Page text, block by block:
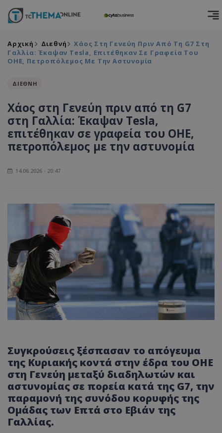
Αρχική Διεθνή
Χάος Στη Γενεύη Πριν Από Τη G7 Στη
Γαλλία: Έκαψαν Tesla, Επιτέθηκαν Σε Γραφεία Του
ΟΗΕ, Πετροπόλεμος Με Την Αστυνομία
ΔΙΕΘΝΗ
Χάος στη Γενεύη πριν από τη G7
στη Γαλλία: Έκαψαν Tesla,
επιτέθηκαν σε γραφεία του ΟΗΕ,
πετροπόλεμος με την αστυνομία
14.06.2026 - 20:47
Συγκρούσεις ξέσπασαν το απόγευμα
της Κυριακής κοντά στην έδρα του ΟΗΕ
στη Γενεύη μεταξύ διαδηλωτών και
αστυνομίας σε πορεία κατά της G7, την
παραμονή της συνόδου κορυφής της
Ομάδας των Επτά στο Εβιάν της
Γαλλίας.